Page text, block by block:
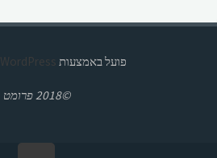
פועל באמצעות WordPress.
©2018 פרומט